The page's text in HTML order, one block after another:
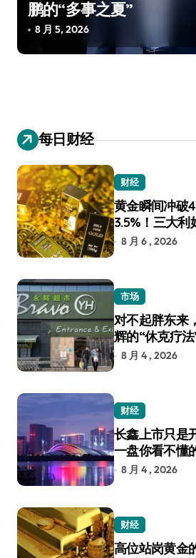
鹏的“多事之夏”
8 月 5, 2026
每日财经
财经
黄金瞬间冲破
3.5%！三大利
8 月 6 , 2026
市场
对不起胖东
辉的“休克疗
8 月 4 , 2026
财经
长鑫上市只是
一盘你看不懂
8 月 4 , 2026
财经
高位站岗黄金